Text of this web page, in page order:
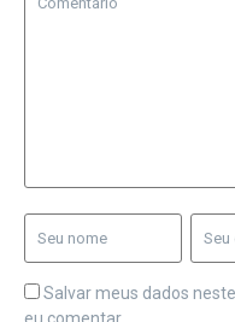
Salvar meus dados